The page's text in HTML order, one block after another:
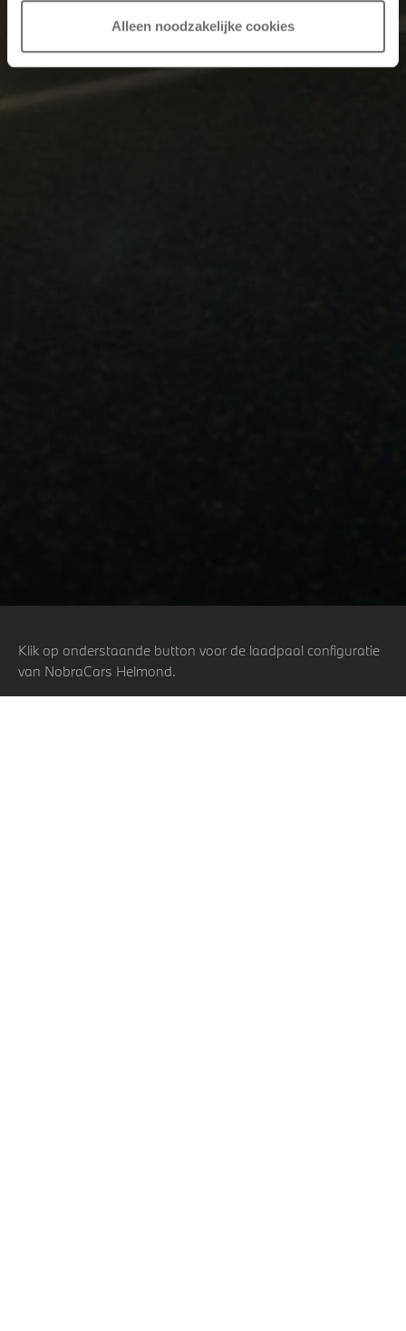
Alleen noodzakelijke cookies
Klik op onderstaande button voor de laadpaal configuratie
van NobraCars Helmond.